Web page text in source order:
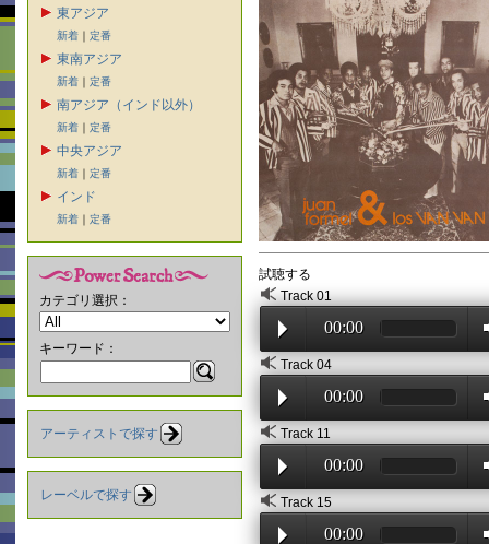
東アジア
新着 ｜ 定番
東南アジア
新着 ｜ 定番
南アジア（インド以外）
新着 ｜ 定番
中央アジア
新着 ｜ 定番
インド
新着 ｜ 定番
カテゴリ選択：
キーワード：
アーティストで探す
レーベルで探す
試聴する
Track 01
00:00
Track 04
00:00
Track 11
00:00
Track 15
00:00